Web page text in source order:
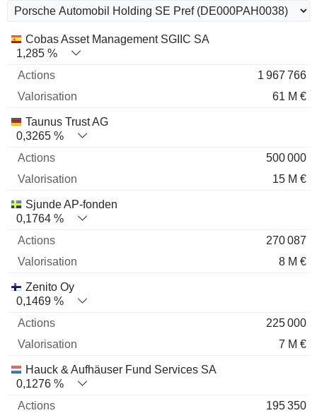
Nom Actions % Valorisation
Cobas Asset Management SGIIC SA
1,285 %
1 967 766
61 M €
Taunus Trust AG
0,3265 %
500 000
15 M €
Sjunde AP-fonden
0,1764 %
270 087
8 M €
Zenito Oy
0,1469 %
225 000
7 M €
Hauck & Aufhäuser Fund Services SA
0,1276 %
195 350